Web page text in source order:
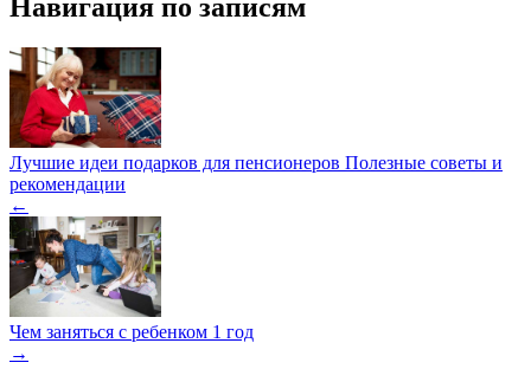
Навигация по записям
Лучшие идеи подарков для пенсионеров Полезные советы и
рекомендации
←
Чем заняться с ребенком 1 год
→